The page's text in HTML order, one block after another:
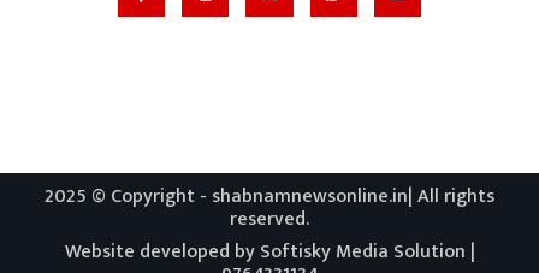
2025 © Copyright - shabnamnewsonline.in| All rights
reserved.
Website developed by Softisky Media Solution |